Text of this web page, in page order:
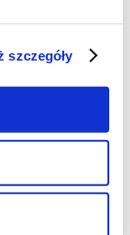
szczegóły
g